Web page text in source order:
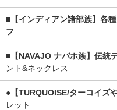
■【インディアン諸部族】各
フ
■【NAVAJO ナバホ族】伝統
ント&ネックレス
●【TURQUOISE/ターコイズ
レット